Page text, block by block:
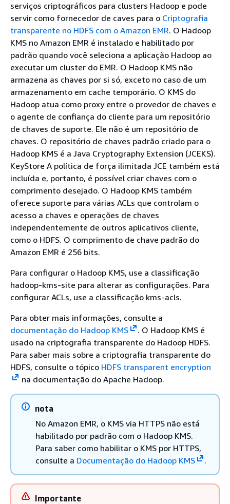
serviços criptográficos para clusters Hadoop e pode
servir como fornecedor de caves para o Criptografia
transparente no HDFS com o Amazon EMR. O Hadoop
KMS no Amazon EMR é instalado e habilitado por
padrão quando você seleciona a aplicação Hadoop ao
executar um cluster do EMR. O Hadoop KMS não
armazena as chaves por si só, exceto no caso de um
armazenamento em cache temporário. O KMS do
Hadoop atua como proxy entre o provedor de chaves e
o agente de confiança do cliente para um repositório
de chaves de suporte. Ele não é um repositório de
chaves. O repositório de chaves padrão criado para o
Hadoop KMS é a Java Cryptography Extension (JCEKS).
KeyStore A política de força ilimitada JCE também está
incluída e, portanto, é possível criar chaves com o
comprimento desejado. O Hadoop KMS também
oferece suporte para várias ACLs que controlam o
acesso a chaves e operações de chaves
independentemente de outros aplicativos cliente,
como o HDFS. O comprimento de chave padrão do
Amazon EMR é 256 bits.
Para configurar o Hadoop KMS, use a classificação
hadoop-kms-site para alterar as configurações. Para
configurar ACLs, use a classificação kms-acls.
Para obter mais informações, consulte a
documentação do Hadoop KMS
. O Hadoop KMS é
usado na criptografia transparente do Hadoop HDFS.
Para saber mais sobre a criptografia transparente do
HDFS, consulte o tópico HDFS transparent encryption
na documentação do Apache Hadoop.
nota
No Amazon EMR, o KMS via HTTPS não está
habilitado por padrão com o Hadoop KMS.
Para saber como habilitar o KMS por HTTPS,
consulte a Documentação do Hadoop KMS .
Importante